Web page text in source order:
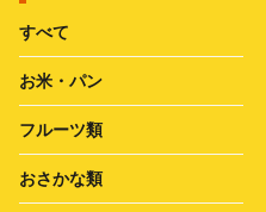
すべて
お米・パン
フルーツ類
おさかな類